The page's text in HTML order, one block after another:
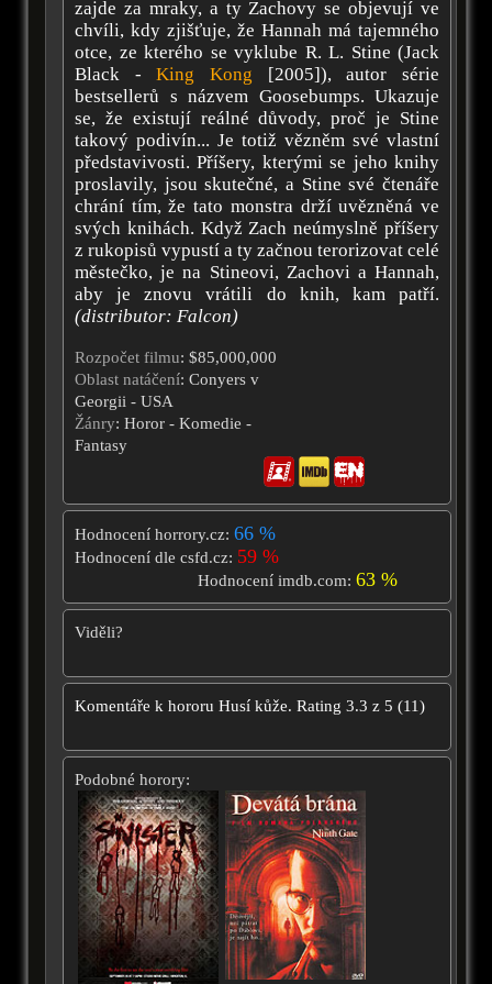
zajde za mraky, a ty Zachovy se objevují ve
chvíli, kdy zjišťuje, že Hannah má tajemného
otce, ze kterého se vyklube R. L. Stine (Jack
Black -King Kong [2005]), autor série
bestsellerů s názvem Goosebumps. Ukazuje
se, že existují reálné důvody, proč je Stine
takový podivín... Je totiž vězněm své vlastní
představivosti. Příšery, kterými se jeho knihy
proslavily, jsou skutečné, a Stine své čtenáře
chrání tím, že tato monstra drží uvězněná ve
svých knihách. Když Zach neúmyslně příšery
z rukopisů vypustí a ty začnou terorizovat celé
městečko, je na Stineovi, Zachovi a Hannah,
aby je znovu vrátili do knih, kam patří.
(distributor: Falcon)
Rozpočet filmu: $85,000,000
Oblast natáčení: Conyers v
Georgii - USA
Žánry: Horor - Komedie -
Fantasy
Hodnocení horrory.cz: 66 %
Hodnocení dle csfd.cz: 59 %
Hodnocení imdb.com:63 %
Viděli?
Komentáře k hororu Husí kůže. Rating 3.3 z 5 (11)
Podobné horory: